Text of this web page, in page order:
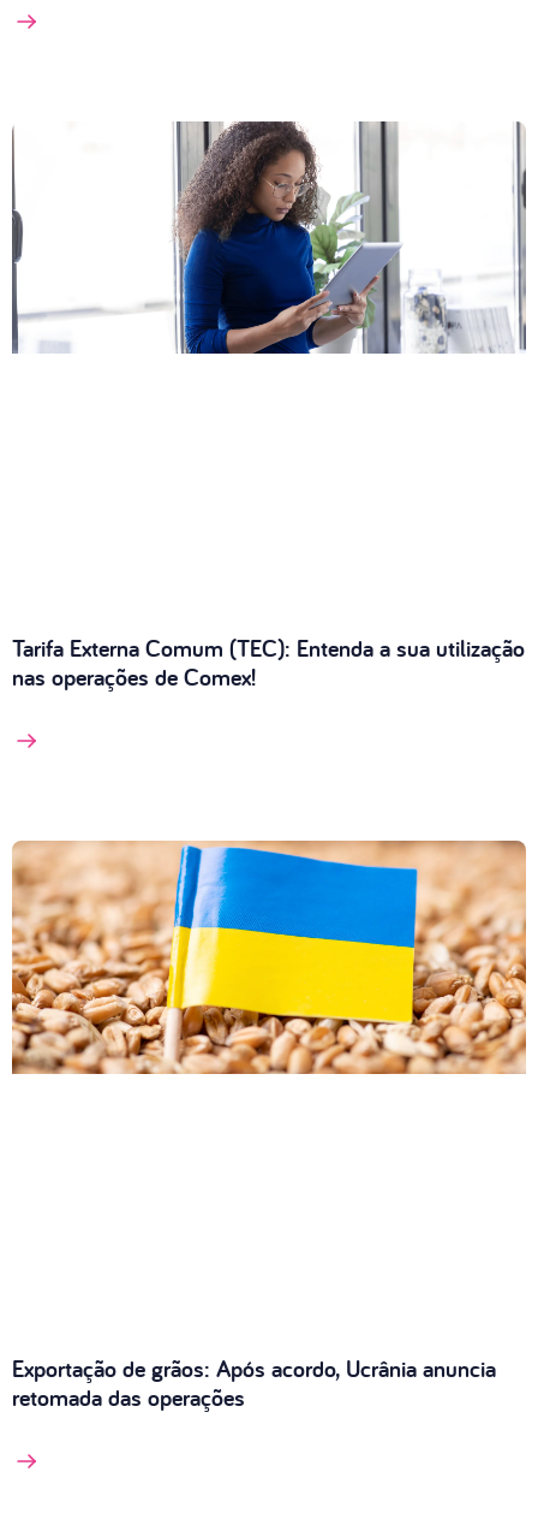
Tarifa Externa Comum (TEC): Entenda a sua utilização
nas operações de Comex!
Exportação de grãos: Após acordo, Ucrânia anuncia
retomada das operações